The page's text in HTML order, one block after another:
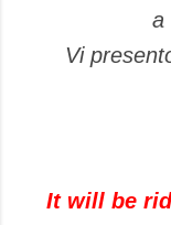
a
Vi
It will be